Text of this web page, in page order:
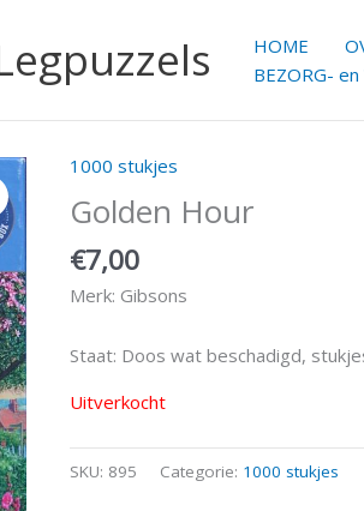
HOME
BEZORG- en
1000 stukjes
Golden Hour
€7,00
Merk: Gibsons
Staat: Doos wat beschadigd,
Uitverkocht
SKU: 895 Categorie: 1000 stukjes